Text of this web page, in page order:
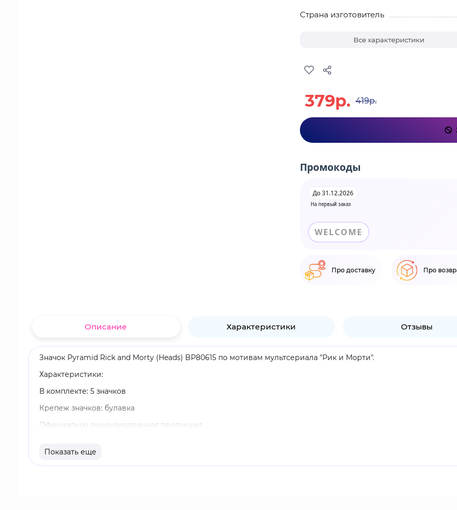
Страна изготовитель
Все характеристики
379р. 419р.
Промокоды
На первый заказ
До 31.12.2026
WELCOME
Про доставку Про
Описание Характеристики Отзывы
Значок Pyramid Rick and Morty (Heads) BP80615 по мотивам мультсериала "Рик и Морти".
Характеристики:
В комплекте: 5 значков
Крепеж значков: булавка
Официально лицензированная продукция
"Рик и Морти" - американский комедийный научно-фантастический анимационный сериал, созданный
Показать еще